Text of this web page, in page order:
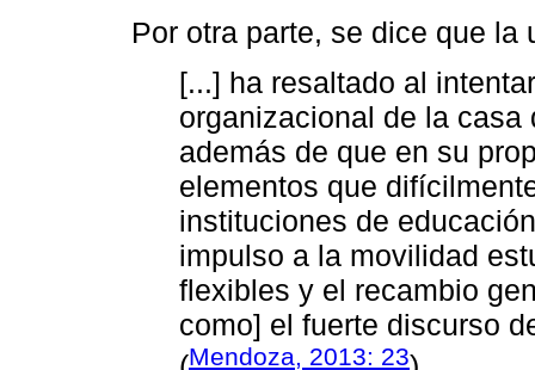
Por otra parte, se dice que la
[...] ha resaltado al
organizacional de la
además de que en su
elementos que
instituciones de
impulso a la movilidad
flexibles y el recambio
como] el fuerte discurso
Mendoza, 2013: 23